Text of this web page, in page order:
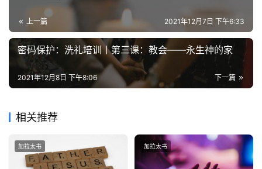
上一篇 2021年12月7日 下午6:33
密码保护：洗礼培训丨第三课：教会——永生神的家
下一篇
2021年12月8日 下午8:06
相关推荐
加拉太书 加拉太书